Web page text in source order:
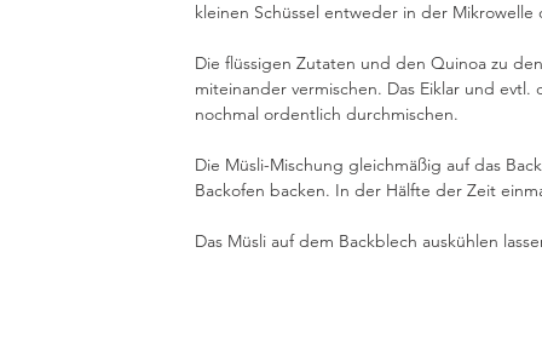
kleinen Schüssel entweder in der Mikrowelle
Die flüssigen Zutaten und den Quinoa zu
miteinander vermischen. Das Eiklar und
nochmal ordentlich durchmischen.
Die Müsli-Mischung gleichmäßig auf das
Backofen backen. In der Hälfte der Zeit
Das Müsli auf dem Backblech auskühlen